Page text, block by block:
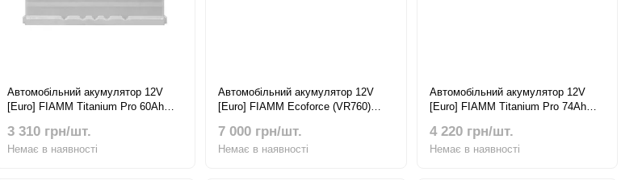
Автомобільний акумулятор 12V
[Euro] FIAMM Titanium Pro 60Ah
3 310 грн/шт.
Немає в наявності
Автомобільний акумулятор 12V
[Euro] FIAMM Ecoforce (VR760)
7 000 грн/шт.
Немає в наявності
Автомобільний акумулятор 12V
[Euro] FIAMM Titanium Pro 74Ah
4 220 грн/шт.
Немає в наявності